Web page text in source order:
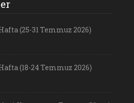
(25-31 Temmuz 2026)
(18-24 Temmuz 2026)